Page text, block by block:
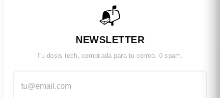
📬
NEWSLETTER
Tu dosis tech, compilada para tu correo. 0 spam.